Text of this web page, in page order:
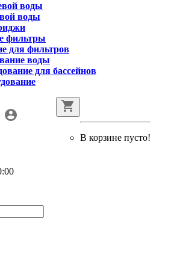
воды
воды
фильтры
для фильтров
воды
для бассейнов
В корзине пусто!